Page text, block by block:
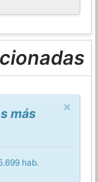
×
más
hab.